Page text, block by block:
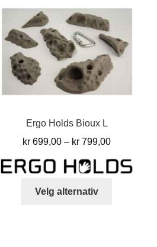
varianter.
kan
velges
på
Ergo Holds Bioux L
kr 699,00 – kr 799,00Prisområde:
til
Velg alternativ